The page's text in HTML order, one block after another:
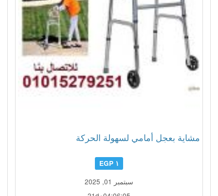
مشاية بعجل أمامي لسهولة الحركة
١ EGP
سبتمبر 01, 2025